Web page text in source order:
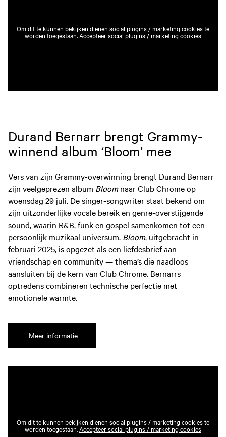
Om dit te kunnen bekijken dienen social plugins / marketing cookies te
worden toegestaan.Accepteer social plugins / marketing cookies
Durand Bernarr brengt Grammy-
winnend album ‘Bloom’ mee
Vers van zijn Grammy-overwinning brengt Durand Bernarr
zijn veelgeprezen album Bloomnaar Club Chrome op
woensdag 29 juli. De singer-songwriter staat bekend om
zijn uitzonderlijke vocale bereik en genre-overstijgende
sound, waarin R&B, funk en gospel samenkomen tot een
persoonlijk muzikaal universum. Bloom, uitgebracht in
februari 2025, is opgezet als een liefdesbrief aan
vriendschap en community — thema’s die naadloos
aansluiten bij de kern van Club Chrome. Bernarrs
optredens combineren technische perfectie met
emotionele warmte.
Meer informatie
Om dit te kunnen bekijken dienen social plugins / marketing cookies te
worden toegestaan.Accepteer social plugins / marketing cookies